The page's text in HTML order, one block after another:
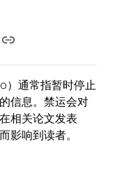
）通常指暂时停止
信息。禁运会对
相关论文发表
影响到读者。